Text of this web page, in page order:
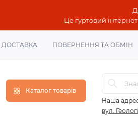
Це гуртовий
ДОСТАВКА ПОВЕРНЕННЯ ТА ОБМІН
Каталог товарів
Наша
вул.